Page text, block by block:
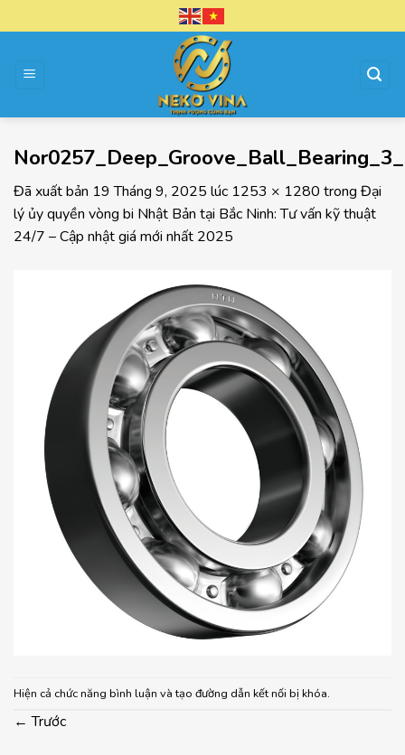
đến
dung
Đã xuất bản 19 Tháng 9, 2025 lúc 1253 × 1280 trong Đại
lý ủy quyền vòng bi Nhật Bản tại Bắc Ninh: Tư vấn kỹ thuật
24/7 – Cập nhật giá mới nhất 2025
Hiện cả chức năng bình luận và tạo đường dẫn kết nối bị khóa.
← Trước